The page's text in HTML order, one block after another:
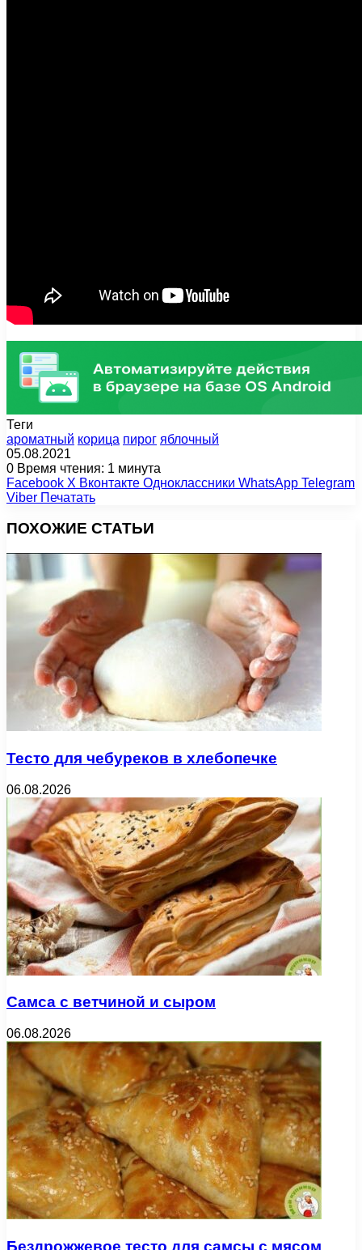
Теги
ароматный корица пирог яблочный
05.08.2021
0 Время чтения: 1 минута
Facebook X Вконтакте Одноклассники WhatsApp Telegram
Viber Печатать
ПОХОЖИЕ СТАТЬИ
Тесто для чебуреков в хлебопечке
06.08.2026
Самса с ветчиной и сыром
06.08.2026
Бездрожжевое тесто для самсы с мясом